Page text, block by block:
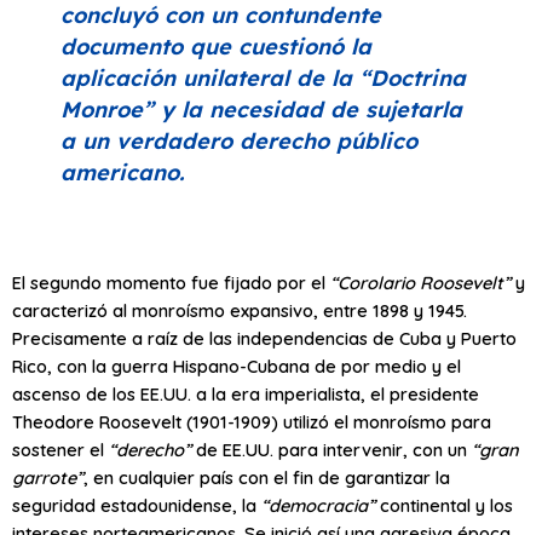
concluyó con un contundente
documento que cuestionó la
aplicación unilateral de la “Doctrina
Monroe”y la necesidad de sujetarla
a un verdadero derecho público
americano.
El segundo momento fue fijado por el “Corolario Roosevelt”y
caracterizó al monroísmo expansivo, entre 1898 y 1945.
Precisamente a raíz de las independencias de Cuba y Puerto
Rico, con la guerra Hispano-Cubana de por medio y el
ascenso de los EE.UU. a la era imperialista, el presidente
Theodore Roosevelt (1901-1909) utilizó el monroísmo para
sostener el “derecho”de EE.UU. para intervenir, con un “gran
garrote”, en cualquier país con el fin de garantizar la
seguridad estadounidense, la “democracia”continental y los